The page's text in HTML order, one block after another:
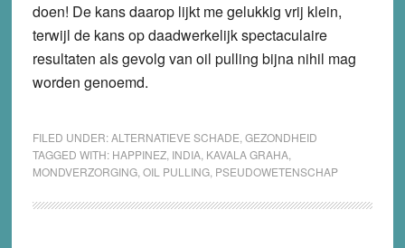
doen! De kans daarop lijkt me gelukkig vrij klein,
terwijl de kans op daadwerkelijk spectaculaire
resultaten als gevolg van oil pulling bijna nihil mag
worden genoemd.
FILED UNDER:ALTERNATIEVE SCHADE GEZONDHEID
TAGGED WITH: HAPPINEZ, INDIA, KAVALA GRAHA,
MONDVERZORGING, OIL PULLING, PSEUDOWETENSCHAP